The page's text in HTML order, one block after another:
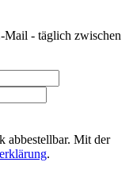
Mail - täglich zwischen
abbestellbar. Mit der
.